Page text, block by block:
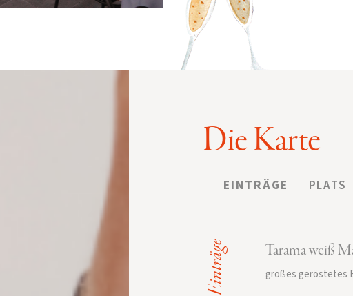
Die Karte
EINTRÄGE PLATS
Einträge Tarama weiß
großes geröstetes